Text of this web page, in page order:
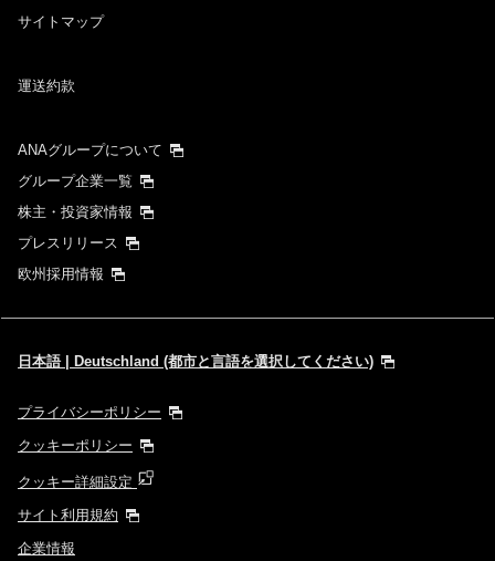
サイトマップ
運送約款
ANAグループについて
グループ企業一覧
株主・投資家情報
プレスリリース
欧州採用情報
日本語 | Deutschland (都市と言語を選択してください)
プライバシーポリシー
クッキーポリシー
クッキー詳細設定
サイト利用規約
企業情報